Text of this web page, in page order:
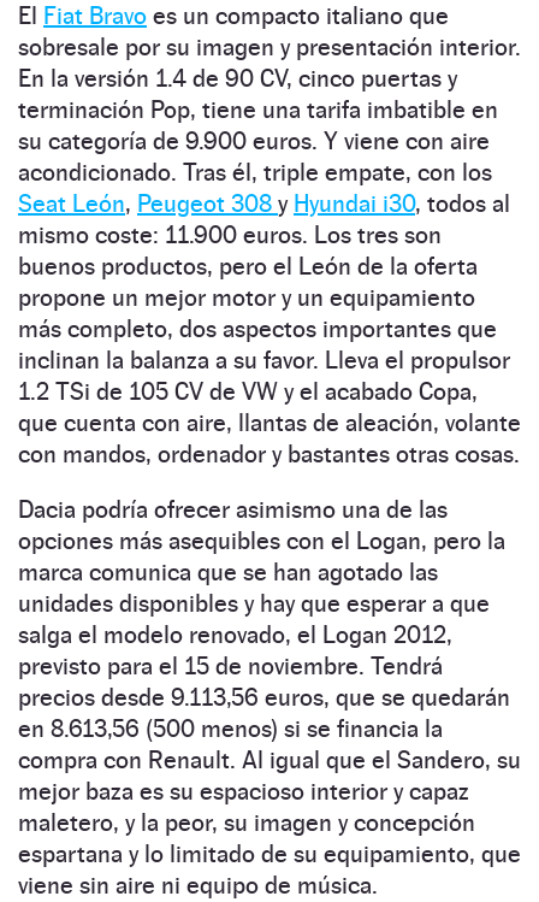
El Fiat Bravo es un compacto italiano que
sobresale por su imagen y presentación interior.
En la versión 1.4 de 90 CV, cinco puertas y
terminación Pop, tiene una tarifa imbatible en
su categoría de 9.900 euros. Y viene con aire
acondicionado. Tras él, triple empate, con los
Seat León, Peugeot 308 y Hyundai i30, todos al
mismo coste: 11.900 euros. Los tres son
buenos productos, pero el León de la oferta
propone un mejor motor y un equipamiento
más completo, dos aspectos importantes que
inclinan la balanza a su favor. Lleva el propulsor
1.2 TSi de 105 CV de VW y el acabado Copa,
que cuenta con aire, llantas de aleación, volante
con mandos, ordenador y bastantes otras cosas.
Dacia podría ofrecer asimismo una de las
opciones más asequibles con el Logan, pero la
marca comunica que se han agotado las
unidades disponibles y hay que esperar a que
salga el modelo renovado, el Logan 2012,
previsto para el 15 de noviembre. Tendrá
precios desde 9.113,56 euros, que se quedarán
en 8.613,56 (500 menos) si se financia la
compra con Renault. Al igual que el Sandero, su
mejor baza es su espacioso interior y capaz
maletero, y la peor, su imagen y concepción
espartana y lo limitado de su equipamiento, que
viene sin aire ni equipo de música.